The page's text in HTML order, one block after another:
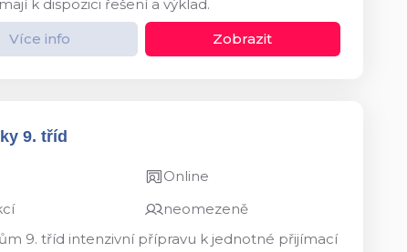
k dispozici řešení a výklad.
Více info Zobrazit
9. tříd
Online
neomezeně
9. tříd intenzivní přípravu k jednotné přijímací